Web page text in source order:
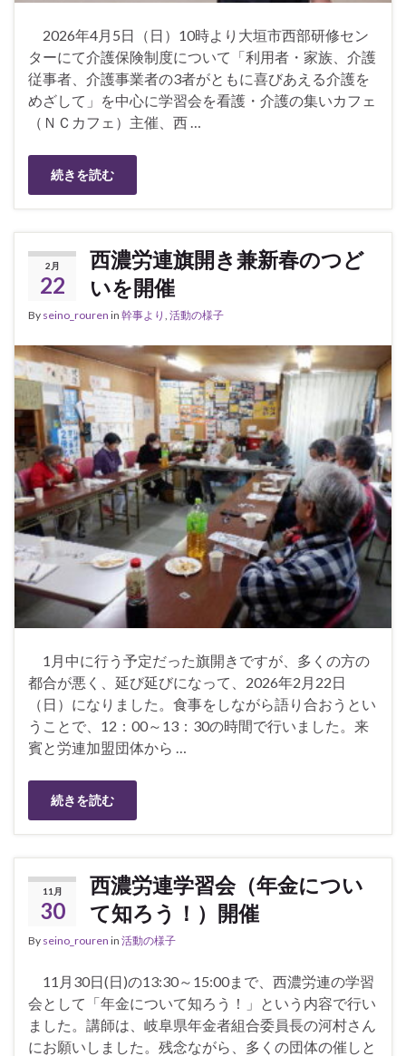
2026年4月5日（日）10時より大垣市西部研修セン
ターにて介護保険制度について「利用者・家族、介護
従事者、介護事業者の3者がともに喜びあえる介護を
めざして」を中心に学習会を看護・介護の集いカフェ
（ＮＣカフェ）主催、西 …
続きを読む
2月
22
西濃労連旗開き兼新春のつど
いを開催
By seino_rouren in 幹事より 活動の様子
1月中に行う予定だった旗開きですが、多くの方の
都合が悪く、延び延びになって、2026年2月22日
（日）になりました。食事をしながら語り合おうとい
うことで、12：00～13：30の時間で行いました。来
賓と労連加盟団体から …
続きを読む
11月
30
西濃労連学習会（年金につい
て知ろう！）開催
By seino_rouren in 活動の様子
11月30日(日)の13:30～15:00まで、西濃労連の学習
会として「年金について知ろう！」という内容で行い
ました。講師は、岐阜県年金者組合委員長の河村さん
にお願いしました。残念ながら、多くの団体の催しと